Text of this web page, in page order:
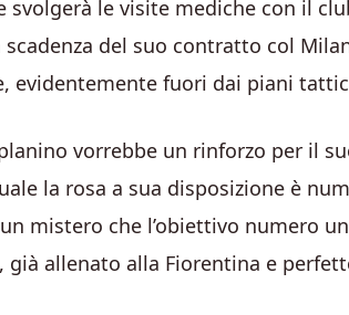
svolgerà le visite mediche con il
scadenza del suo contratto col
evidentemente fuori dai piani
vorrebbe un rinforzo per il
la rosa a sua disposizione è
mistero che l’obiettivo numero
, già allenato alla Fiorentina e